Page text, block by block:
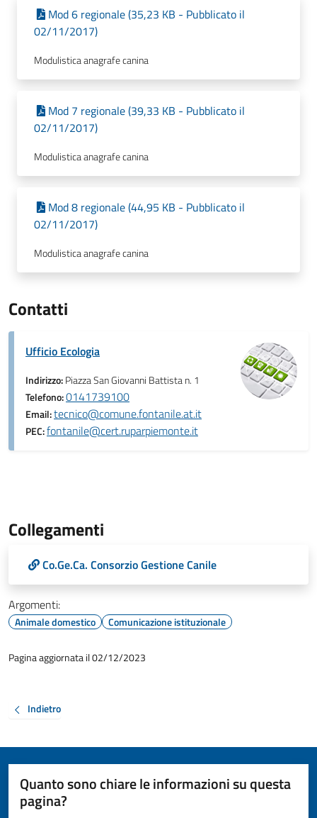
Mod 6 regionale (35,23 KB - Pubblicato il
02/11/2017)
Modulistica anagrafe canina
Mod 7 regionale (39,33 KB - Pubblicato il
02/11/2017)
Modulistica anagrafe canina
Mod 8 regionale (44,95 KB - Pubblicato il
02/11/2017)
Modulistica anagrafe canina
Contatti
Ufficio Ecologia
Indirizzo:Piazza San Giovanni Battista n. 1
Telefono:0141739100
Email:tecnico@comune.fontanile.at.it
PEC:fontanile@cert.ruparpiemonte.it
Collegamenti
Co.Ge.Ca. Consorzio Gestione Canile
Argomenti:
Animale domestico Comunicazione istituzionale
Pagina aggiornata il 02/12/2023
Indietro
Quanto sono chiare le informazioni su questa
pagina?